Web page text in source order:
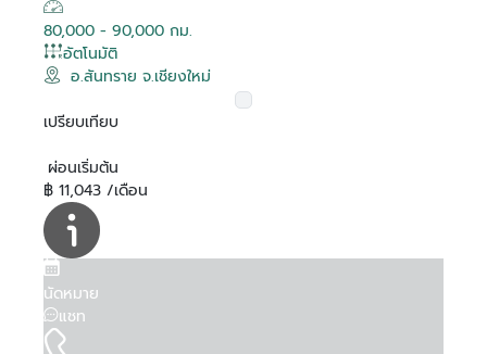
80,000 - 90,000 กม.
อัตโนมัติ
อ.สันทราย จ.เชียงใหม่
เปรียบเทียบ
ผ่อนเริ่มต้น
฿ 11,043 /เดือน
นัดหมาย
แชท